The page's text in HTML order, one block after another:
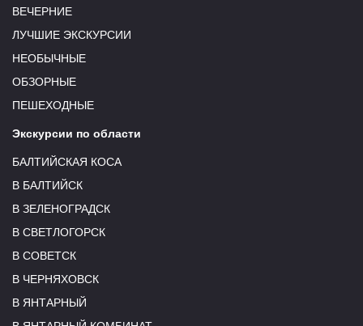
ВЕЧЕРНИЕ
ЛУЧШИЕ ЭКСКУРСИИ
НЕОБЫЧНЫЕ
ОБЗОРНЫЕ
ПЕШЕХОДНЫЕ
Экскурсии по области
БАЛТИЙСКАЯ КОСА
В БАЛТИЙСК
В ЗЕЛЕНОГРАДСК
В СВЕТЛОГОРСК
В СОВЕТСК
В ЧЕРНЯХОВСК
В ЯНТАРНЫЙ